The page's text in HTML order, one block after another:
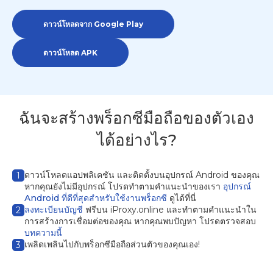
ดาวน์โหลดจาก Google Play
ดาวน์โหลด APK
ฉันจะสร้างพร็อกซีมือถือของตัวเอง
ได้อย่างไร?
1 ดาวน์โหลดแอปพลิเคชัน และติดตั้งบนอุปกรณ์ Android ของคุณ
หากคุณยังไม่มีอุปกรณ์ โปรดทำตามคำแนะนำของเรา อุปกรณ์
Android ที่ดีที่สุดสำหรับใช้งานพร็อกซี ดูได้ที่นี่
2 ลงทะเบียนบัญชี ฟรีบน iProxy.online และทำตามคำแนะนำใน
การสร้างการเชื่อมต่อของคุณ หากคุณพบปัญหา โปรดตรวจสอบ
บทความนี้
3 เพลิดเพลินไปกับพร็อกซีมือถือส่วนตัวของคุณเอง!